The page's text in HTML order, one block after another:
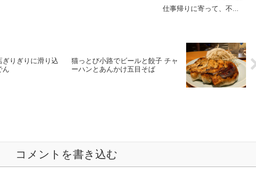
た恵方巻
仕事帰りに寄って、不...
ぎりぎりに滑り込
ん
猫っとび小路でビールと餃子 チャ
ーハンとあんかけ五目そば
コメントを書き込む